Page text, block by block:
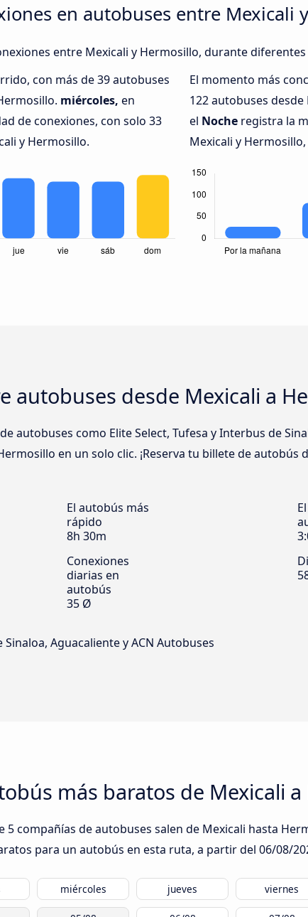
en autobuses entre Mexicali
entre Mexicali y Hermosillo, durante
con más de 39 autobuses
miércoles, en
de conexiones, con solo 33
y Hermosillo.
El momento más
122 autobuses
el Noche registra la
Mexicali y
autobuses desde Mexicali a
autobuses como Elite Select, Tufesa y Interbus de
en un solo clic. ¡Reserva tu billete de
El autobús más
rápido
8h 30m
Conexiones
diarias en
autobús
35 Ø
Aguacaliente y ACN Autobuses
más baratos de Mexicali
5 compañías de autobuses salen de Mexicali hasta
para un autobús en esta ruta, a partir del 06/08/
miércoles jueves viernes